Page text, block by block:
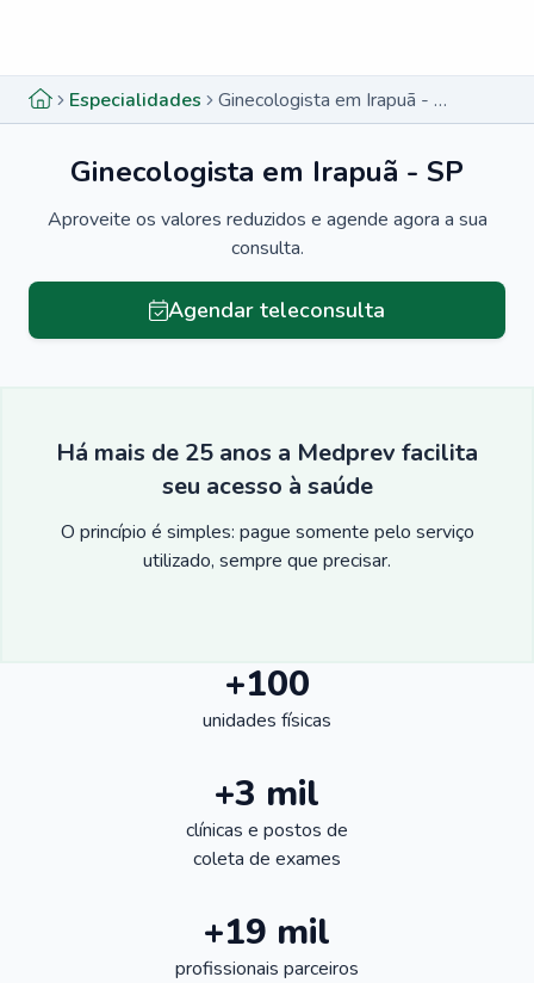
Especialidades Ginecologista em Irapuã - SP
Ginecologista em Irapuã - SP
Aproveite os valores reduzidos e agende agora a sua
consulta.
Agendar teleconsulta
Há mais de 25 anos a Medprev facilita
seu acesso à saúde
O princípio é simples: pague somente pelo serviço
utilizado, sempre que precisar.
+100
unidades físicas
+3 mil
clínicas e postos de
coleta de exames
+19 mil
profissionais parceiros